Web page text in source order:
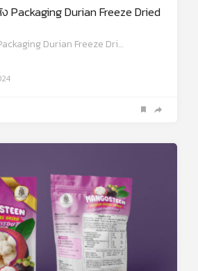
Packaging Durian Freeze Dried
Durian Freeze Dri…